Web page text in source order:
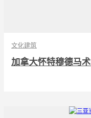
文化建筑
加拿大怀特穆德马